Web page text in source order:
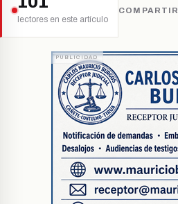
lectores en este artículo
COMPARTIR